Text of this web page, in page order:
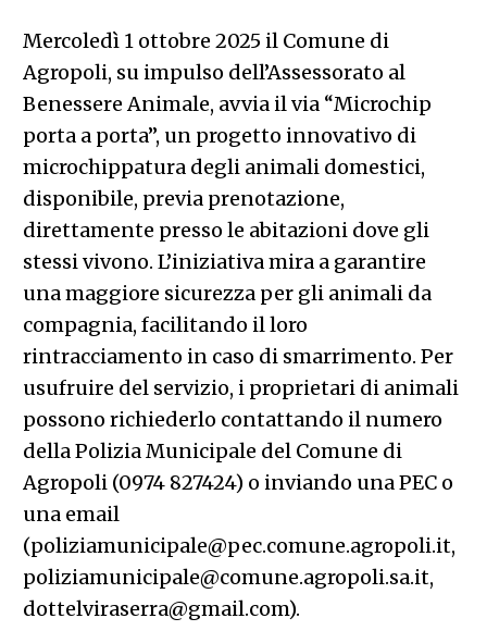
Mercoledì 1 ottobre 2025 il Comune di
Agropoli, su impulso dell’Assessorato al
Benessere Animale, avvia il via “Microchip
porta a porta”, un progetto innovativo di
microchippatura degli animali domestici,
disponibile, previa prenotazione,
direttamente presso le abitazioni dove gli
stessi vivono. L’iniziativa mira a garantire
una maggiore sicurezza per gli animali da
compagnia, facilitando il loro
rintracciamento in caso di smarrimento. Per
usufruire del servizio, i proprietari di animali
possono richiederlo contattando il numero
della Polizia Municipale del Comune di
Agropoli (0974 827424) o inviando una PEC o
una email
(poliziamunicipale@pec.comune.agropoli.it,
poliziamunicipale@comune.agropoli.sa.it,
dottelviraserra@gmail.com).